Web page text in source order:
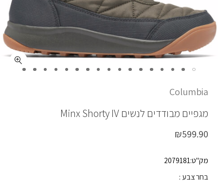
Columbia
מגפיים מבודדים לנשיםMinx Shorty IV
₪599.90
מק"ט:2079181
בחר צבע